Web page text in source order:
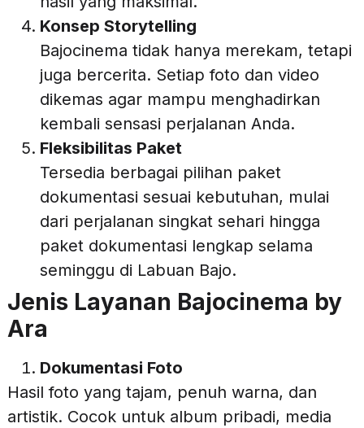
Konsep Storytelling
Bajocinema tidak hanya merekam, tetapi
juga bercerita. Setiap foto dan video
dikemas agar mampu menghadirkan
kembali sensasi perjalanan Anda.
Fleksibilitas Paket
Tersedia berbagai pilihan paket
dokumentasi sesuai kebutuhan, mulai
dari perjalanan singkat sehari hingga
paket dokumentasi lengkap selama
seminggu di Labuan Bajo.
Jenis Layanan Bajocinema by
Ara
Dokumentasi Foto
Hasil foto yang tajam, penuh warna, dan
artistik. Cocok untuk album pribadi, media